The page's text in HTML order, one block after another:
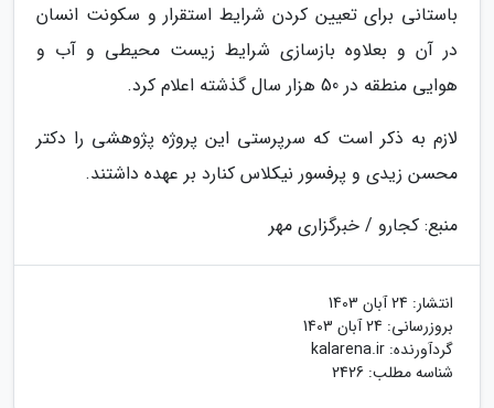
باستانی برای تعیین کردن شرایط استقرار و سکونت انسان
در آن و بعلاوه بازسازی شرایط زیست محیطی و آب و
هوایی منطقه در 50 هزار سال گذشته اعلام کرد.
لازم به ذکر است که سرپرستی این پروژه پژوهشی را دکتر
محسن زیدی و پرفسور نیکلاس کنارد بر عهده داشتند.
منبع: کجارو / خبرگزاری مهر
انتشار: 24 آبان 1403
بروزرسانی: 24 آبان 1403
گردآورنده: kalarena.ir
شناسه مطلب: 2426